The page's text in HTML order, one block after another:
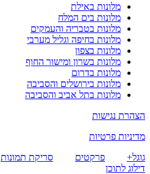
מלונות באילת
מלונות בים המלח
מלונות בטבריה והעמקים
מלונות בחיפה וגליל מערבי
מלונות בצפון
מלונות בשרון ומישור החוף
מלונות בדרום
מלונות בירושלים והסביבה
מלונות בתל אביב והסביבה
הצהרת נגישות
מדיניות פרטיות
גוגל+
פרקטים סריקת תמונות
דילוג לתוכן